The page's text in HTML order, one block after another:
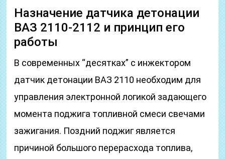
Назначение датчика детонации
ВАЗ 2110-2112 и принцип его
работы
В современных “десятках” с инжектором
датчик детонации ВАЗ 2110 необходим для
управления электронной логикой задающего
момента поджига топливной смеси свечами
зажигания. Поздний поджиг является
причиной большого перерасхода топлива,